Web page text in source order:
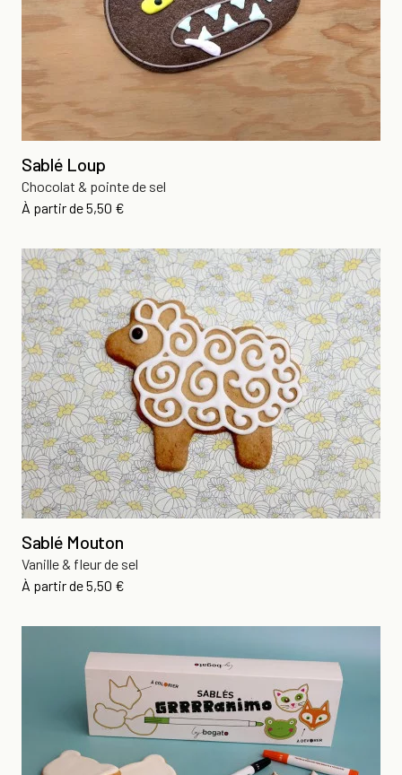
Sablé Loup
Chocolat & pointe de sel
À partir dePrix
5,50 €
Sablé Mouton
Vanille & fleur de sel
À partir dePrix
5,50 €